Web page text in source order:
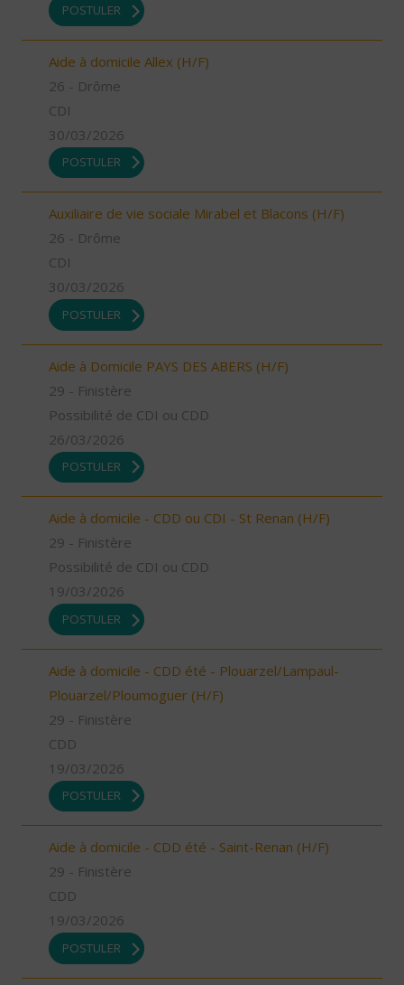
POSTULER
Aide à domicile Allex (H/F)
26 - Drôme
CDI
30/03/2026
POSTULER
Auxiliaire de vie sociale Mirabel et Blacons (H/F)
26 - Drôme
CDI
30/03/2026
POSTULER
Aide à Domicile PAYS DES ABERS (H/F)
29 - Finistère
Possibilité de CDI ou CDD
26/03/2026
POSTULER
Aide à domicile - CDD ou CDI - St Renan (H/F)
29 - Finistère
Possibilité de CDI ou CDD
19/03/2026
POSTULER
Aide à domicile - CDD été - Plouarzel/Lampaul-
Plouarzel/Ploumoguer (H/F)
29 - Finistère
CDD
19/03/2026
POSTULER
Aide à domicile - CDD été - Saint-Renan (H/F)
29 - Finistère
CDD
19/03/2026
POSTULER